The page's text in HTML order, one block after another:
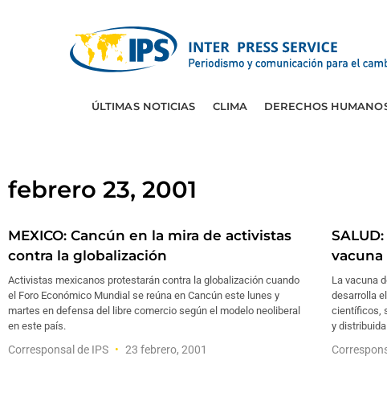
ÚLTIMAS NOTICIAS CLIMA DERECHOS
febrero 23, 2001
MEXICO: Cancún en la mira de activistas
contra la globalización
Activistas mexicanos protestarán contra la globalización cuando
el Foro Económico Mundial se reúna en Cancún este lunes y
martes en defensa del libre comercio según el modelo neoliberal
en este país.
Corresponsal de IPS 23 febrero, 2001
vacuna
La vacuna
desarrolla
científicos,
y